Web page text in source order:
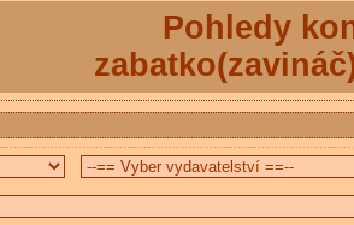
Pohledy